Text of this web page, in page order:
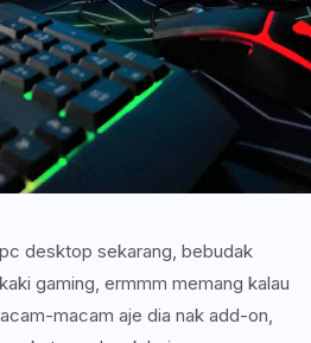
desktop sekarang, bebudak
gaming, ermmm memang kalau
macam aje dia nak add-on,